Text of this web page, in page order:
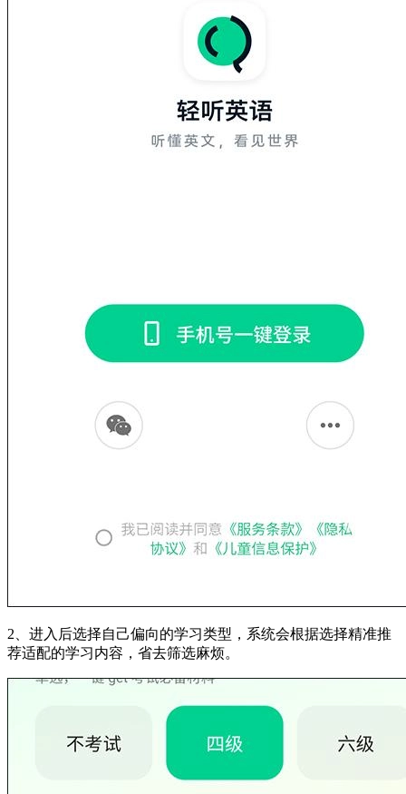
2、进入后选择自己偏向的学习类型，系统会根据选择精准推
荐适配的学习内容，省去筛选麻烦。